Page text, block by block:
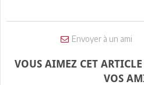
Envoyer à un ami
VOUS AIMEZ CET
VOS